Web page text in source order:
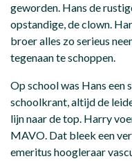
geworden. Hans de
opstandige, de clown.
broer alles zo serieus
tegenaan te schoppen.
Op school was Hans een
schoolkrant, altijd de
lijn naar de top. Harry
MAVO. Dat bleek een
emeritus hoogleraar